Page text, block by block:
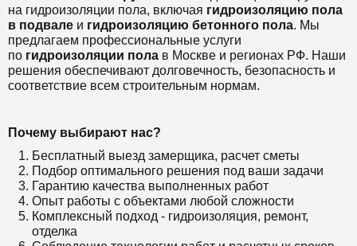
на гидроизоляции пола, включая гидроизоляцию пола
в подвале и гидроизоляцию бетонного пола. Мы
предлагаем профессиональные услуги
по гидроизоляции пола в Москве и регионах РФ. Наши
решения обеспечивают долговечность, безопасность и
соответствие всем строительным нормам.
Почему выбирают нас?
Бесплатный выезд замерщика, расчет сметы
Подбор оптимального решения под ваши задачи
Гарантию качества выполненных работ
Опыт работы с объектами любой сложности
Комплексный подход - гидроизоляция, ремонт,
отделка